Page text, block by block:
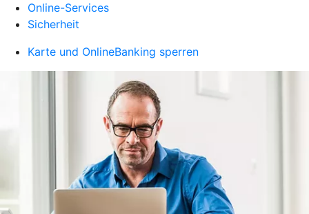
Online-Services
Sicherheit
Karte und OnlineBanking sperren